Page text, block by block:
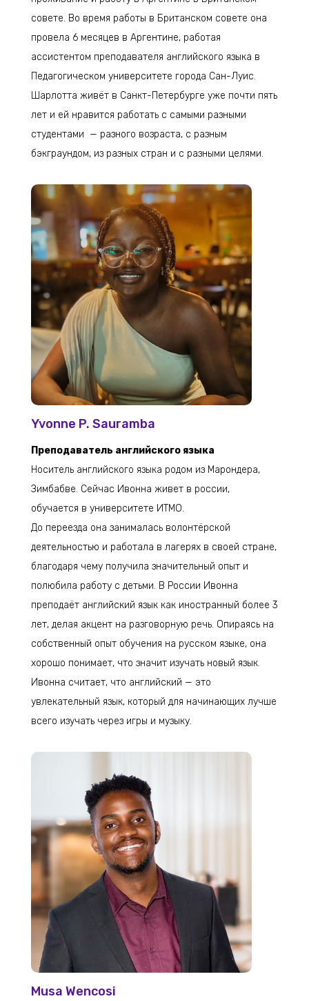
совете. Во время работы в Британском совете она
провела 6 месяцев в Аргентине, работая
ассистентом преподавателя английского языка в
Педагогическом университете города Сан-Луис.
Шарлотта живёт в Санкт-Петербурге уже почти пять
лет и ей нравится работать с самыми разными
студентами — разного возраста, с разным
бэкграундом, из разных стран и с разными целями.
Yvonne P. Sauramba
Преподаватель английского языка
Носитель английского языка родом из Марондера,
Зимбабве. Сейчас Ивонна живет в россии,
обучается в университете ИТМО.
До переезда она занималась волонтёрской
деятельностью и работала в лагерях в своей стране,
благодаря чему получила значительный опыт и
полюбила работу с детьми. В России Ивонна
преподаёт английский язык как иностранный более 3
лет, делая акцент на разговорную речь. Опираясь на
собственный опыт обучения на русском языке, она
хорошо понимает, что значит изучать новый язык.
Ивонна считает, что английский — это
увлекательный язык, который для начинающих лучше
всего изучать через игры и музыку.
Musa Wencosi